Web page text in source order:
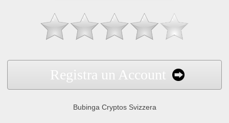
Registra un Account
Bubinga Cryptos Svizzera